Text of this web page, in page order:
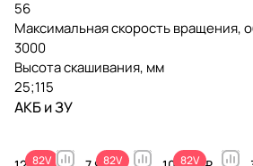
56
Максимальная скорость вращения,
3000
Высота скашивания, мм
25;115
АКБ и ЗУ
82V 82V 82V